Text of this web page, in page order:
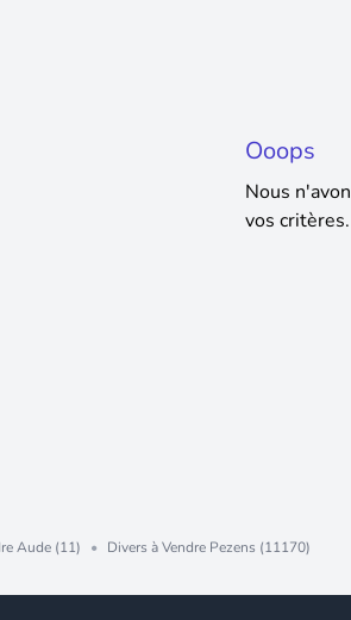
Aude (11) • Divers à Vendre Pezens (11170)
Ooops
Nous
vos critères.